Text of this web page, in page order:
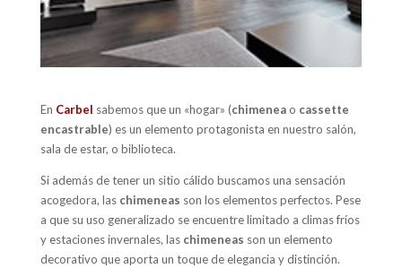
En Carbel sabemos que un «hogar» (chimeneao cassette
encastrable) es un elemento protagonista en nuestro salón,
sala de estar, o biblioteca.
Si además de tener un sitio cálido buscamos una sensación
acogedora, las chimeneas son los elementos perfectos. Pese
a que su uso generalizado se encuentre limitado a climas fríos
y estaciones invernales, las chimeneas son un elemento
decorativo que aporta un toque de elegancia y distinción.